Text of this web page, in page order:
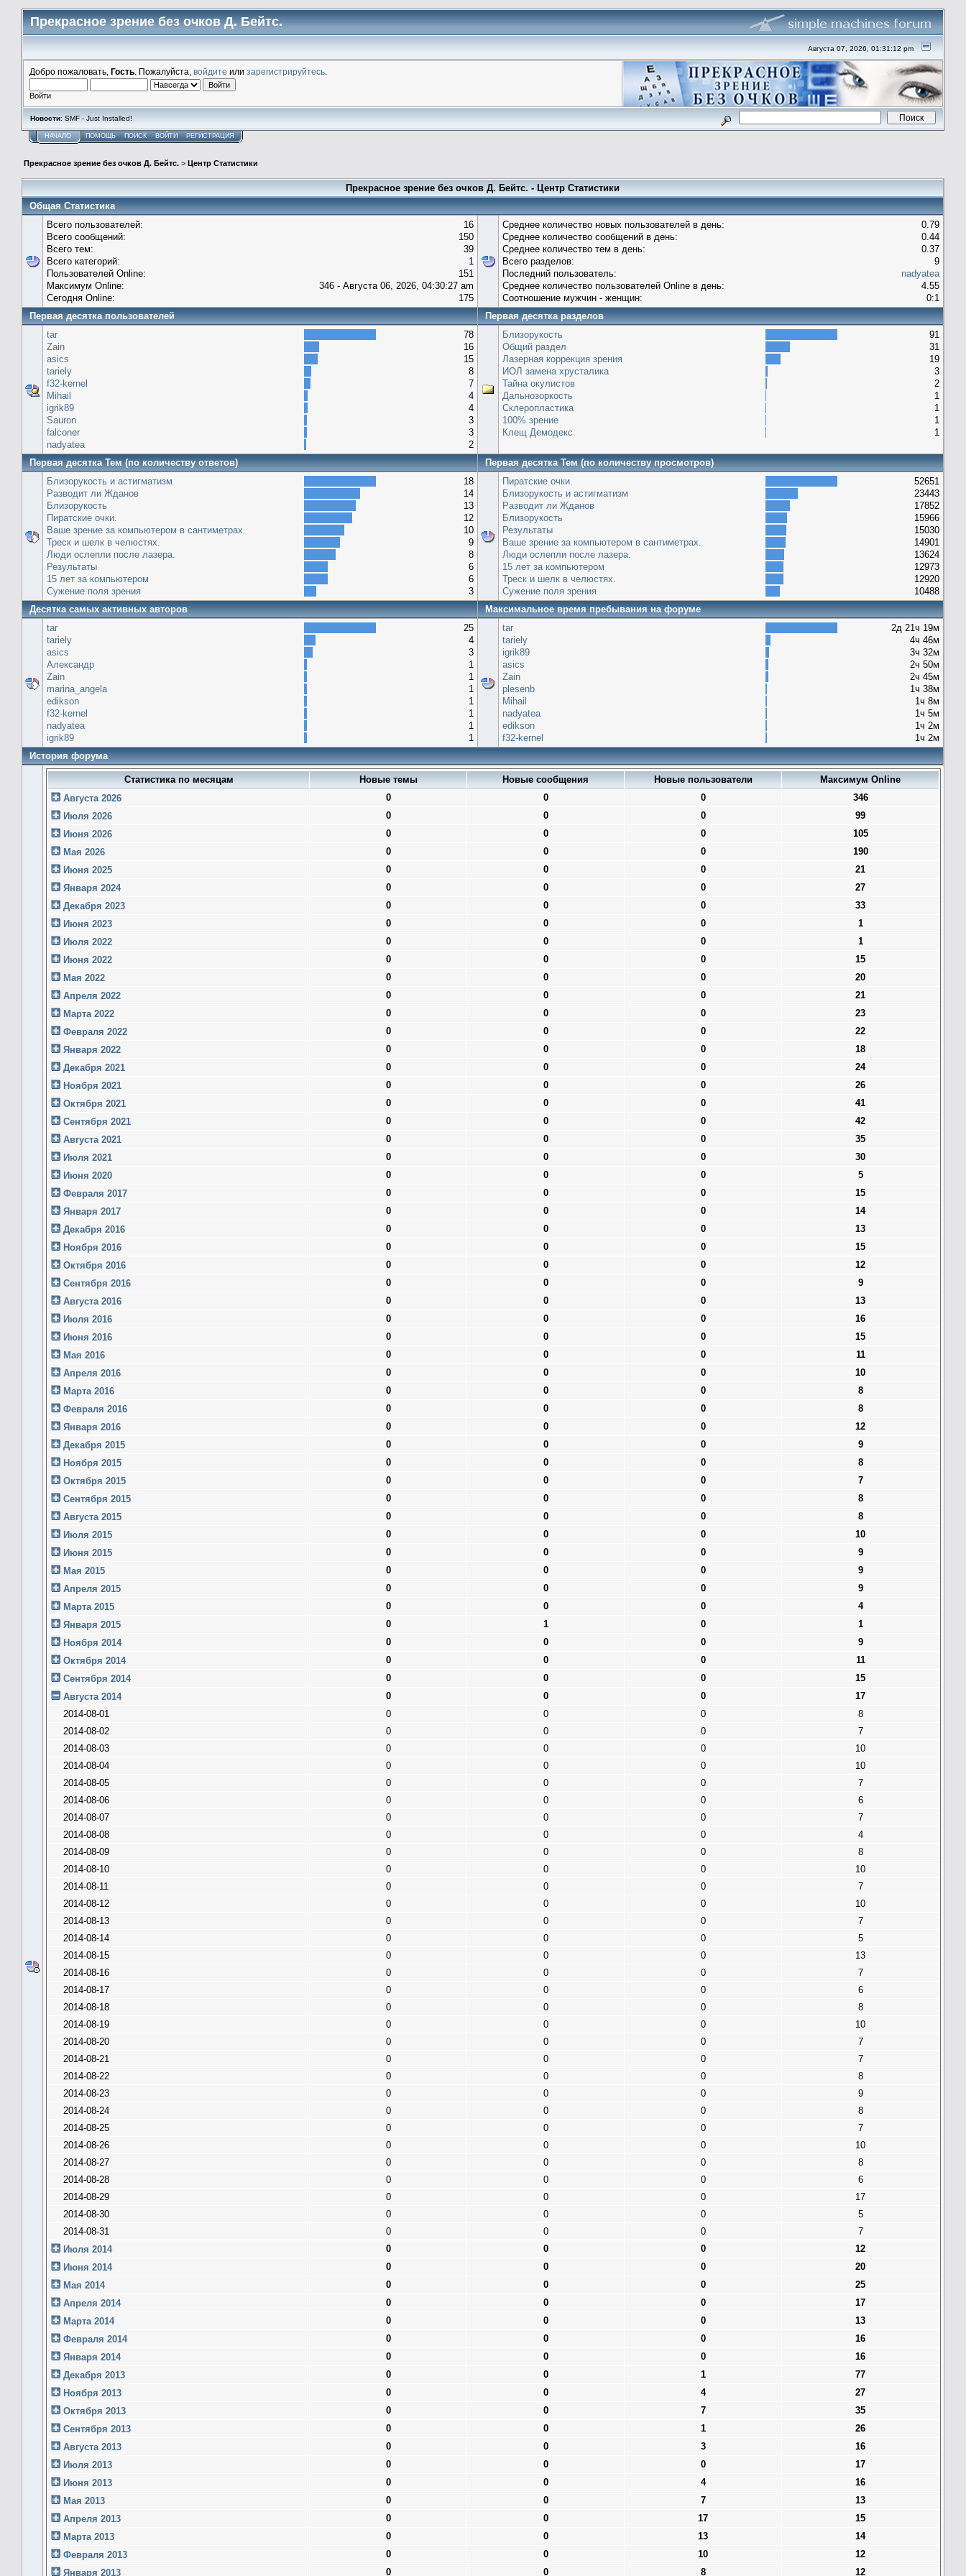
Прекрасное зрение без очков Д. Бейтс.
Августа 07, 2026, 01:31:12 pm
Добро пожаловать, Гость . Пожалуйста, войдите или зарегистрируйтесь
Войти
Новости: SMF - Just Installed!
НАЧАЛО ПОМОЩЬ ПОИСК ВОЙТИ РЕГИСТРАЦИЯ
Прекрасное зрение без очков Д. Бейтс. > Центр Статистики
Прекрасное зрение без очков Д. Бейтс. - Центр Статистики
Общая Статистика
Всего пользователей:
16
Всего сообщений:
150
Всего тем:
39
Всего категорий:
1
Пользователей Online:
151
Максимум Online:
346 - Августа 06, 2026, 04:30:27 am
Сегодня Online:
175
Среднее количество новых пользователей в день:
0.79
Среднее количество сообщений в день:
0.44
Среднее количество тем в день:
0.37
Всего разделов:
9
Последний пользователь:
nadyatea
Среднее количество пользователей Оnline в день:
4.55
Соотношение мужчин - женщин:
0:1
Первая десятка пользователей
Первая десятка разделов
tar
78
Zain
16
asics
15
tariely
8
f32-kernel
7
Mihail
4
igrik89
4
Sauron
3
falconer
3
nadyatea
2
Близорукость
91
Общий раздел
31
Лазерная коррекция зрения
19
ИОЛ замена хрусталика
3
Тайна окулистов
2
Дальнозоркость
1
Склеропластика
1
100% зрение
1
Клещ Демодекс
1
Первая десятка Тем (по количеству ответов)
Первая десятка Тем (по количеству просмотров)
Близорукость и астигматизм
18
Разводит ли Жданов
14
Близорукость
13
Пиратские очки.
12
Ваше зрение за компьютером в сантиметрах.
10
Треск и шелк в челюстях.
9
Люди ослепли после лазера.
8
Результаты
6
15 лет за компьютером
6
Сужение поля зрения
3
Пиратские очки.
52651
Близорукость и астигматизм
23443
Разводит ли Жданов
17852
Близорукость
15966
Результаты
15030
Ваше зрение за компьютером в сантиметрах.
14901
Люди ослепли после лазера.
13624
15 лет за компьютером
12973
Треск и шелк в челюстях.
12920
Сужение поля зрения
10488
Десятка самых активных авторов
Максимальное время пребывания на форуме
tar
25
tariely
4
asics
3
Александр
1
Zain
1
marina_angela
1
edikson
1
f32-kernel
1
nadyatea
1
igrik89
1
tar
2д 21ч 19м
tariely
4ч 46м
igrik89
3ч 32м
asics
2ч 50м
Zain
2ч 45м
plesenb
1ч 38м
Mihail
1ч 8м
nadyatea
1ч 5м
edikson
1ч 2м
f32-kernel
1ч 2м
История форума
Статистика по месяцам Новые темы Новые сообщения Новые пользователи
Максимум Online
Августа 2026
0 0 0
346
Июля 2026
0 0 0
99
Июня 2026
0 0 0
105
Мая 2026
0 0 0
190
Июня 2025
0 0 0
21
Января 2024
0 0 0
27
Декабря 2023
0 0 0
33
Июня 2023
0 0 0
1
Июля 2022
0 0 0
1
Июня 2022
0 0 0
15
Мая 2022
0 0 0
20
Апреля 2022
0 0 0
21
Марта 2022
0 0 0
23
Февраля 2022
0 0 0
22
Января 2022
0 0 0
18
Декабря 2021
0 0 0
24
Ноября 2021
0 0 0
26
Октября 2021
0 0 0
41
Сентября 2021
0 0 0
42
Августа 2021
0 0 0
35
Июля 2021
0 0 0
30
Июня 2020
0 0 0
5
Февраля 2017
0 0 0
15
Января 2017
0 0 0
14
Декабря 2016
0 0 0
13
Ноября 2016
0 0 0
15
Октября 2016
0 0 0
12
Сентября 2016
0 0 0
9
Августа 2016
0 0 0
13
Июля 2016
0 0 0
16
Июня 2016
0 0 0
15
Мая 2016
0 0 0
11
Апреля 2016
0 0 0
10
Марта 2016
0 0 0
8
Февраля 2016
0 0 0
8
Января 2016
0 0 0
12
Декабря 2015
0 0 0
9
Ноября 2015
0 0 0
8
Октября 2015
0 0 0
7
Сентября 2015
0 0 0
8
Августа 2015
0 0 0
8
Июля 2015
0 0 0
10
Июня 2015
0 0 0
9
Мая 2015
0 0 0
9
Апреля 2015
0 0 0
9
Марта 2015
0 0 0
4
Января 2015
0 1 0
1
Ноября 2014
0 0 0
9
Октября 2014
0 0 0
11
Сентября 2014
0 0 0
15
Августа 2014
0 0 0
17
2014-08-01
0 0 0
8
2014-08-02
0 0 0
7
2014-08-03
0 0 0
10
2014-08-04
0 0 0
10
2014-08-05
0 0 0
7
2014-08-06
0 0 0
6
2014-08-07
0 0 0
7
2014-08-08
0 0 0
4
2014-08-09
0 0 0
8
2014-08-10
0 0 0
10
2014-08-11
0 0 0
7
2014-08-12
0 0 0
10
2014-08-13
0 0 0
7
2014-08-14
0 0 0
5
2014-08-15
0 0 0
13
2014-08-16
0 0 0
7
2014-08-17
0 0 0
6
2014-08-18
0 0 0
8
2014-08-19
0 0 0
10
2014-08-20
0 0 0
7
2014-08-21
0 0 0
7
2014-08-22
0 0 0
8
2014-08-23
0 0 0
9
2014-08-24
0 0 0
8
2014-08-25
0 0 0
7
2014-08-26
0 0 0
10
2014-08-27
0 0 0
8
2014-08-28
0 0 0
6
2014-08-29
0 0 0
17
2014-08-30
0 0 0
5
2014-08-31
0 0 0
7
Июля 2014
0 0 0
12
Июня 2014
0 0 0
20
Мая 2014
0 0 0
25
Апреля 2014
0 0 0
17
Марта 2014
0 0 0
13
Февраля 2014
0 0 0
16
Января 2014
0 0 0
16
Декабря 2013
0 0 1
77
Ноября 2013
0 0 4
27
Октября 2013
0 0 7
35
Сентября 2013
0 0 1
26
Августа 2013
0 0 3
16
Июля 2013
0 0 0
17
Июня 2013
0 0 4
16
Мая 2013
0 0 7
13
Апреля 2013
0 0 17
15
Марта 2013
0 0 13
14
Февраля 2013
0 0 10
12
Января 2013
0 0 8 12